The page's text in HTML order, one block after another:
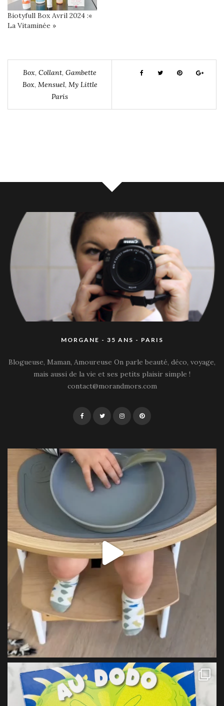
Biotyfull Box Avril 2024 :«
La Vitaminée »
Box, Collant, Gambette
Box, Mensuel, My Little
Paris
MORGANE - 35 ANS - PARIS
Blogueuse, Maman, Amoureuse On parle beauté, déco, voyage,
mais aussi de la vie et ses petits plaisir simple !
contact@morandmors.com